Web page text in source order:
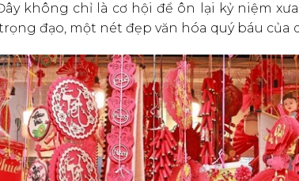
không chỉ là cơ hội để ôn lại kỷ niệm
đạo, một nét đẹp văn hóa quý báu của